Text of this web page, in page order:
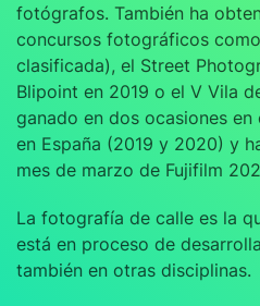
fotógrafos. También ha
concursos fotográficos
clasificada), el Street
Blipoint en 2019 o el V Vila
ganado en dos ocasiones
en España (2019 y 2020) y
mes de marzo de Fujifilm
La fotografía de calle es la
está en proceso de
también en otras disciplinas.